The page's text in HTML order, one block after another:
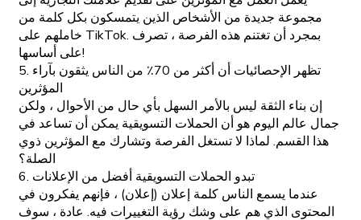
مجموعة جديدة من الأشخاص الذين يتمسكون بكل كلمة من
خاملهم على TikTok. بمجرد أن تغتنم هذه الفرصة ، تصرف
على أساسها!
5. تظهر الإحصائيات أن أكثر من 70٪ من الناس يثقون بآراء
المؤثرين
إن بناء الثقة ليس بالأمر السهل بأي حال من الأحوال ، ولكن
جمال عالم اليوم هو أن الحملات التسويقية يمكن أن تساعد في
هذا القسم. لماذا لا تستغل الفرصة وتشارك مع المؤثرين ذوي
الصلة؟
6. تبدو الحملات التسويقية أفضل من الإعلانات
عندما يسمع الناس كلمة إعلان (إعلان) ، فإنهم يفكرون في
المحتوى الذي هم على وشك رؤية التغييرات فيه. عادة ، سوف